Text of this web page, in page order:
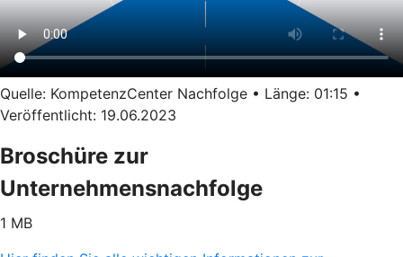
Quelle: KompetenzCenter Nachfolge • Länge: 01:15 •
Veröffentlicht: 19.06.2023
Broschüre zur
Unternehmensnachfolge
1 MB